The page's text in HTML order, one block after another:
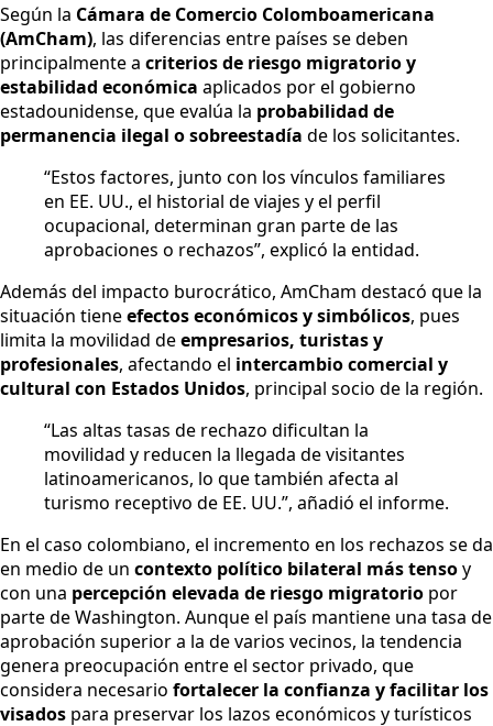
Según la Cámara de Comercio Colomboamericana
(AmCham), las diferencias entre países se deben
principalmente a criterios de riesgo migratorio y
estabilidad económica aplicados por el gobierno
estadounidense, que evalúa la probabilidad de
permanencia ilegal o sobreestadía de los solicitantes.
“Estos factores, junto con los vínculos familiares
en EE. UU., el historial de viajes y el perfil
ocupacional, determinan gran parte de las
aprobaciones o rechazos”, explicó la entidad.
Además del impacto burocrático, AmCham destacó que la
situación tieneefectos económicos y simbólicos, pues
limita la movilidad deempresarios, turistas y
profesionales, afectando el intercambio comercial y
cultural con Estados Unidos, principal socio de la región.
“Las altas tasas de rechazo dificultan la
movilidad y reducen la llegada de visitantes
latinoamericanos, lo que también afecta al
turismo receptivo de EE. UU.”, añadió el informe.
En el caso colombiano, el incremento en los rechazos se da
en medio de un contexto político bilateral más tensoy
con una percepción elevada de riesgo migratorio por
parte de Washington. Aunque el país mantiene una tasa de
aprobación superior a la de varios vecinos, la tendencia
genera preocupación entre el sector privado, que
considera necesario fortalecer la confianza y facilitar los
visados para preservar los lazos económicos y turísticos